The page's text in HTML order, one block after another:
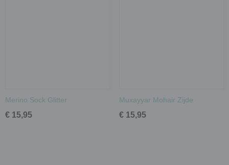
Merino Sock Glitter
€ 15,95
Muxayyar Mohair Zijde
€ 15,95